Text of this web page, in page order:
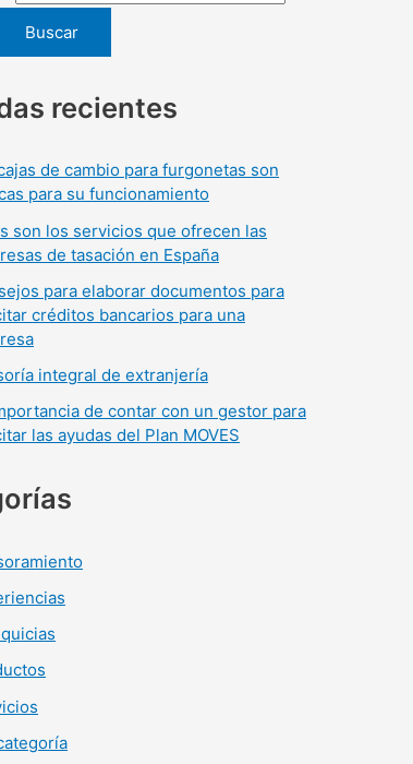
recientes
de cambio para furgonetas son
para su funcionamiento
son los servicios que ofrecen las
de tasación en España
para elaborar documentos para
créditos bancarios para una
integral de extranjería
de contar con un gestor para
las ayudas del Plan MOVES